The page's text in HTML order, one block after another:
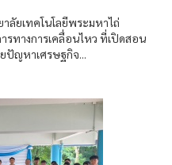
ลัยเทคโนโลยีพระมหาไถ่
ทางการเคลื่อนไหว ที่เปิดสอน
ปัญหาเศรษฐกิจ...